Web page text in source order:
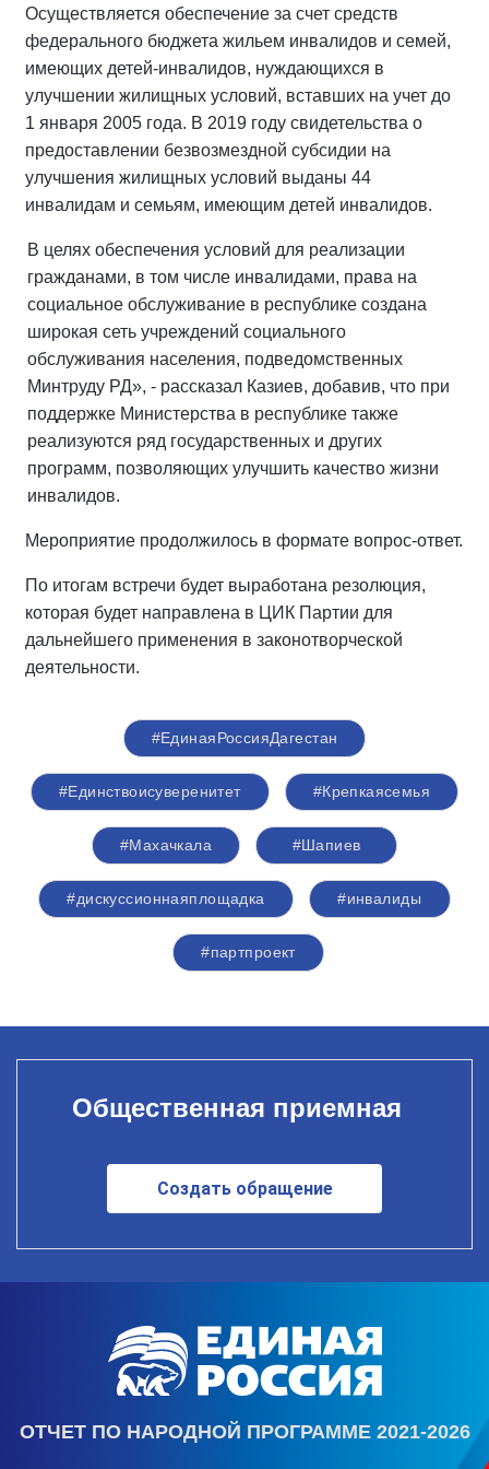
Осуществляется обеспечение за счет средств
федерального бюджета жильем инвалидов и семей,
имеющих детей-инвалидов, нуждающихся в
улучшении жилищных условий, вставших на учет до
1 января 2005 года. В 2019 году свидетельства о
предоставлении безвозмездной субсидии на
улучшения жилищных условий выданы 44
инвалидам и семьям, имеющим детей инвалидов.
В целях обеспечения условий для реализации
гражданами, в том числе инвалидами, права на
социальное обслуживание в республике создана
широкая сеть учреждений социального
обслуживания населения, подведомственных
Минтруду РД», - рассказал Казиев, добавив, что при
поддержке Министерства в республике также
реализуются ряд государственных и других
программ, позволяющих улучшить качество жизни
инвалидов.
Мероприятие продолжилось в формате вопрос-ответ.
По итогам встречи будет выработана резолюция,
которая будет направлена в ЦИК Партии для
дальнейшего применения в законотворческой
деятельности.
#ЕдинаяРоссияДагестан
#Единствоисуверенитет #Крепкаясемья
#Махачкала #Шапиев
#дискуссионнаяплощадка #инвалиды
#партпроект
Общественная приемная
Создать обращение
ОТЧЕТ ПО НАРОДНОЙ ПРОГРАММЕ 2021-2026